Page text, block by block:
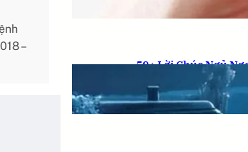
–
21-11-2025
50+ Lời Chúc Ngủ
Yêu Thương, Gieo
20-11-2025.anhmondial